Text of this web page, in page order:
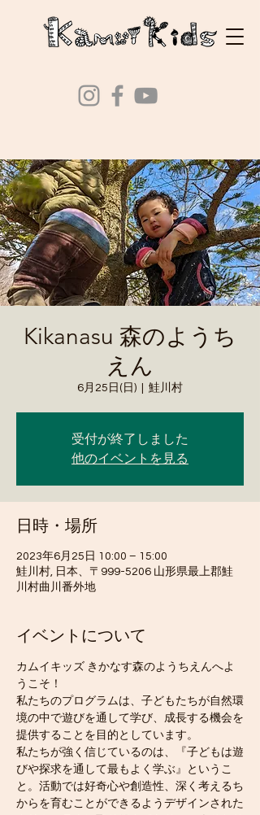
Kikanasu 森のようち
えん
6月25日(日) 鮭川村
受付が終了しました
他のイベントを見る
日時・場所
2023年6月25日 10:00 – 15:00
鮭川村, 日本、〒999-5206 山形県最上郡鮭
川村曲川番外地
イベントについて
カムイキッズ きかなす森のようちえんへよ
うこそ！
私たちのプログラムは、子どもたちが自然環
境の中で遊びを通して学び、成長する機会を
提供することを目的としています。
私たちが強く信じているのは、『子どもは遊
びや探求を通して最もよく学ぶ』というこ
と。活動では好奇心や創造性、深く考えるち
からを育むことができるようデザインされた